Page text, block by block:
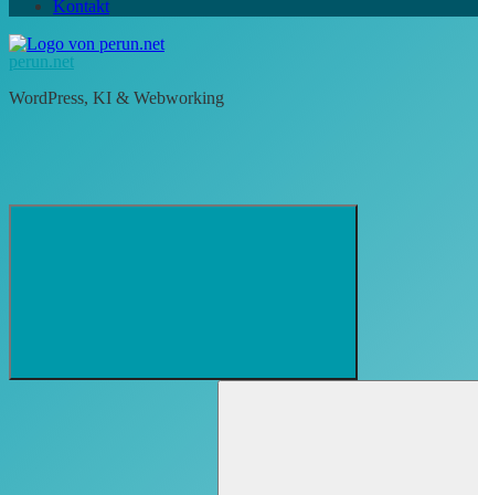
Kontakt
perun.net
WordPress, KI & Webworking
Suchformular